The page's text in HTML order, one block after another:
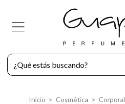
Inicio > Cosmética > Corporal